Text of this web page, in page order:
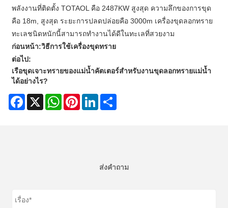
พลังงานที่ติดตั้ง TOTAOL คือ 2487KW สูงสุด ความลึกของการขุด
คือ 18m, สูงสุด ระยะการปลดปล่อยคือ 3000m เครื่องขุดลอกทราย
ทะเลชนิดหนักนี้สามารถทำงานได้ดีในทะเลที่สวยงาม
ก่อนหน้า:วิธีการใช้เครื่องขุดทราย
ต่อไป:
เรือขุดเจาะทรายของแม่น้ำคัตเตอร์สำหรับงานขุดลอกทรายแม่น้ำ
ได้อย่างไร?
Facebook
X WhatsAppPinterestLinkedIn
ส่งคำถาม